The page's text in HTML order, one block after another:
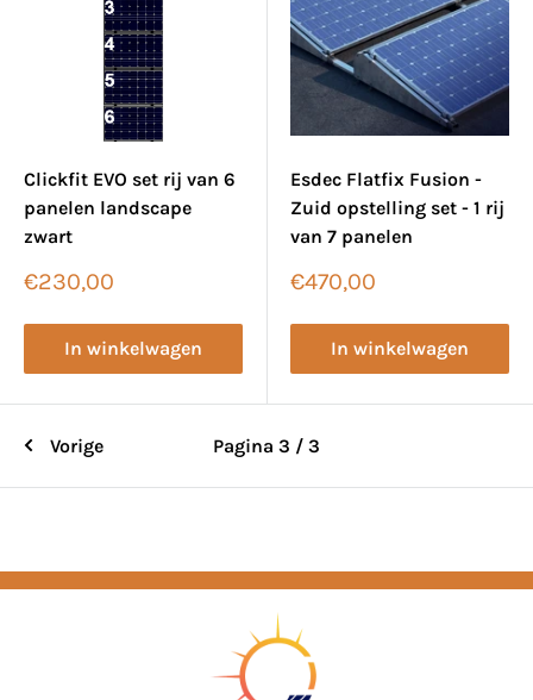
Clickfit EVO set rij van 6
panelen landscape
zwart
Verkoopprijs
€230,00
In winkelwagen
Esdec Flatfix Fusion -
Zuid opstelling set - 1 rij
van 7 panelen
Verkoopprijs
€470,00
In winkelwagen
Vorige Pagina 3 / 3